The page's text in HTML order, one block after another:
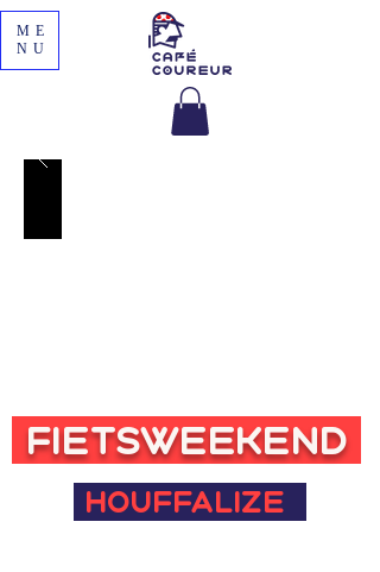
ME
NU
FIETSweekend
Houffalize